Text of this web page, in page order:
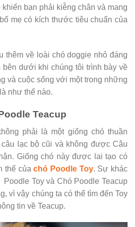
bạn phải kiễng chân và mang
mẹ có kích thước tiêu chuẩn của
thêm về loài chó doggie nhỏ đáng
bên dưới khi chúng tôi trình bày về
và cuộc sống với một trong những
như thế nào.
Teacup
phải là một giống chó thuần
lạc bộ cũi và không được Câu
Giống chó này được lai tạo có
thể củachó Poodle Toy. Sự khác
Toy và Chó Poodle Teacup
vì vậy chúng ta có thể tìm đến Toy
tin về Teacup.